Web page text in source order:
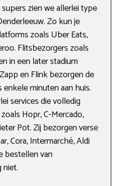
zien we allerlei type
Zo kun je
zoals Uber Eats,
Flitsbezorgers zoals
in een later stadium
en Flink bezorgen de
minuten aan huis.
services die volledig
Hopr, C-Mercado,
Pot. Zij bezorgen verse
Cora, Intermarché, Aldi
bestellen van